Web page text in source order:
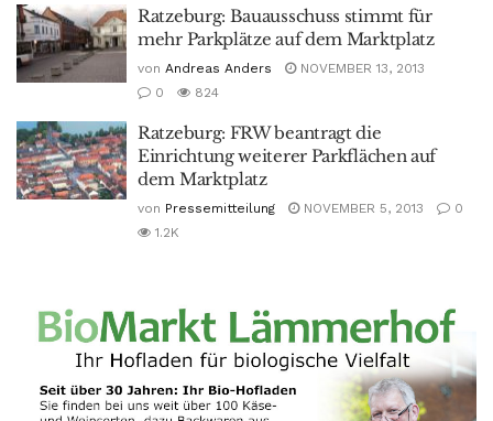
Ratzeburg: Bauausschuss stimmt für
mehr Parkplätze auf dem Marktplatz
von Andreas Anders
NOVEMBER 13, 2013
0
824
Ratzeburg: FRW beantragt die
Einrichtung weiterer Parkflächen auf
dem Marktplatz
von Pressemitteilung NOVEMBER 5, 2013
0
1.2K